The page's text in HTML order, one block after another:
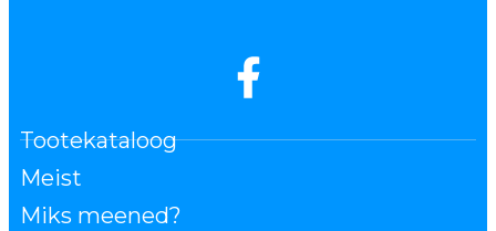
Tootekataloog
Meist
Miks meened?